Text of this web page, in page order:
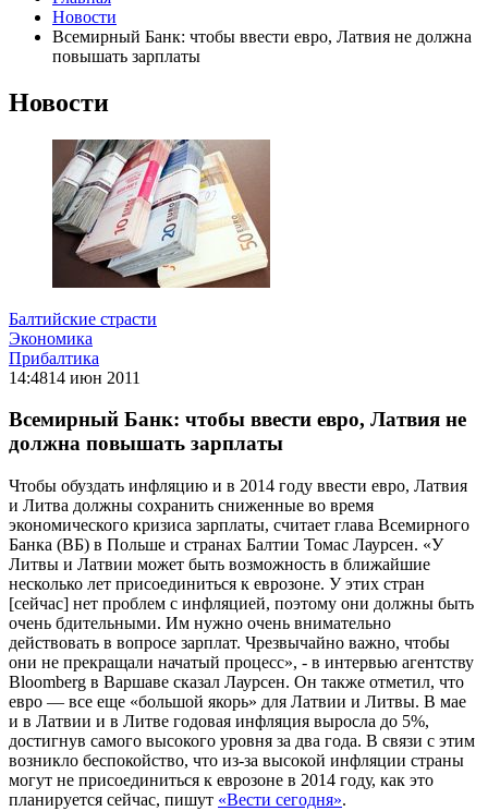
Новости
Всемирный Банк: чтобы ввести евро, Латвия не должна
повышать зарплаты
Новости
Балтийские страсти
Экономика
Прибалтика
14:4814 июн 2011
Всемирный Банк: чтобы ввести евро, Латвия не
должна повышать зарплаты
Чтобы обуздать инфляцию и в 2014 году ввести евро, Латвия
и Литва должны сохранить сниженные во время
экономического кризиса зарплаты, считает глава Всемирного
Банка (ВБ) в Польше и странах Балтии Томас Лаурсен. «У
Литвы и Латвии может быть возможность в ближайшие
несколько лет присоединиться к еврозоне. У этих стран
[сейчас] нет проблем с инфляцией, поэтому они должны быть
очень бдительными. Им нужно очень внимательно
действовать в вопросе зарплат. Чрезвычайно важно, чтобы
они не прекращали начатый процесс», - в интервью агентству
Bloomberg в Варшаве сказал Лаурсен. Он также отметил, что
евро — все еще «большой якорь» для Латвии и Литвы. В мае
и в Латвии и в Литве годовая инфляция выросла до 5%,
достигнув самого высокого уровня за два года. В связи с этим
возникло беспокойство, что из-за высокой инфляции страны
могут не присоединиться к еврозоне в 2014 году, как это
планируется сейчас, пишут «Вести сегодня».